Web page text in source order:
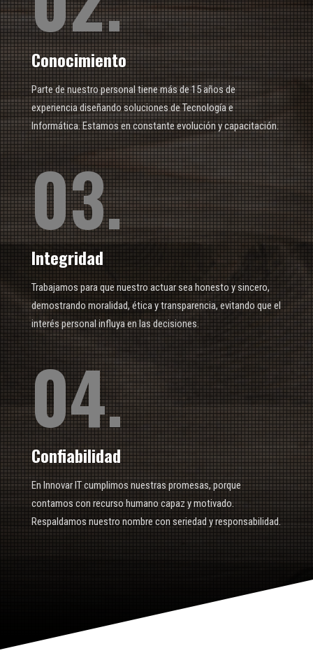
Conocimiento
Parte de nuestro personal tiene más de 15 años de
experiencia diseñando soluciones de Tecnología e
Informática. Estamos en constante evolución y capacitación.
03.
Integridad
Trabajamos para que nuestro actuar sea honesto y sincero,
demostrando moralidad, ética y transparencia, evitando que el
interés personal influya en las decisiones.
04.
Confiabilidad
En Innovar IT cumplimos nuestras promesas, porque
contamos con recurso humano capaz y motivado.
Respaldamos nuestro nombre con seriedad y responsabilidad.